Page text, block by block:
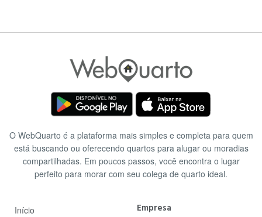
O WebQuarto é a plataforma mais simples e completa para quem
está buscando ou oferecendo quartos para alugar ou moradias
compartilhadas. Em poucos passos, você encontra o lugar
perfeito para morar com seu colega de quarto ideal.
Início
Empresa